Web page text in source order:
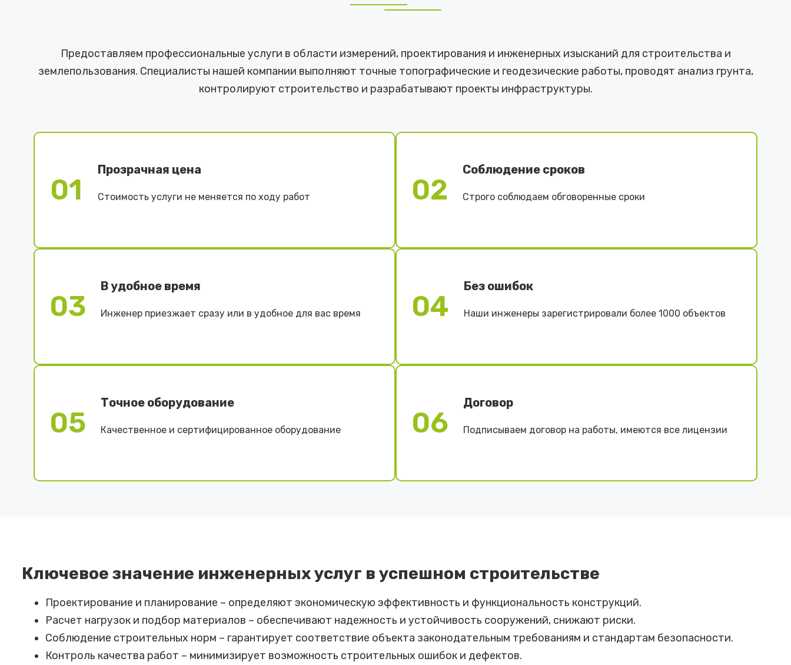
Предоставляем профессиональные услуги в области измерений, проектирования и инженерных изысканий для строительства и
землепользования. Специалисты нашей компании выполняют точные топографические и геодезические работы, проводят анализ грунта,
контролируют строительство и разрабатывают проекты инфраструктуры.
01
Прозрачная цена
Стоимость услуги не меняется по ходу работ 02
Соблюдение сроков
Строго соблюдаем обговоренные сроки
03
В удобное время
Инженер приезжает сразу или в удобное для вас время 04
Без ошибок
Наши инженеры зарегистрировали более 1000 объектов
05
Точное оборудование
Качественное и сертифицированное оборудование 06
Договор
Подписываем договор на работы, имеются все лицензии
Ключевое значение инженерных услуг в успешном строительстве
Проектирование и планирование – определяют экономическую эффективность и функциональность конструкций.
Расчет нагрузок и подбор материалов – обеспечивают надежность и устойчивость сооружений, снижают риски.
Соблюдение строительных норм – гарантирует соответствие объекта законодательным требованиям и стандартам безопасности.
Контроль качества работ – минимизирует возможность строительных ошибок и дефектов.